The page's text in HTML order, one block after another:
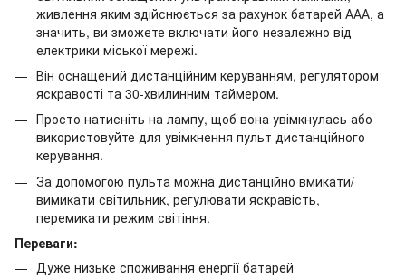
живлення яким здійснюється за рахунок батарей ААА, а
значить, ви зможете включати його незалежно від
електрики міської мережі.
Він оснащений дистанційним керуванням, регулятором
яскравості та 30-хвилинним таймером.
Просто натисніть на лампу, щоб вона увімкнулась або
використовуйте для увімкнення пульт дистанційного
керування.
За допомогою пульта можна дистанційно вмикати/
вимикати світильник, регулювати яскравість,
перемикати режим світіння.
Переваги:
Дуже низьке споживання енергії батарей